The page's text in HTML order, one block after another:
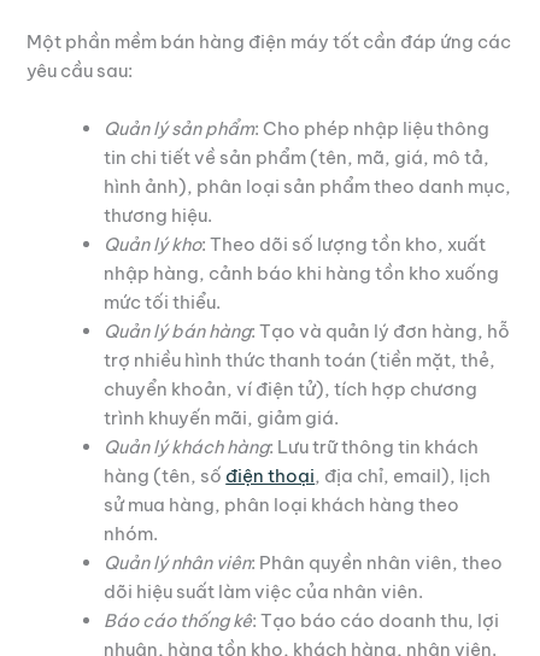
Một phần mềm bán hàng điện máy tốt cần đáp ứng các
yêu cầu sau:
Quản lý sản phẩm: Cho phép nhập liệu thông
tin chi tiết về sản phẩm (tên, mã, giá, mô tả,
hình ảnh), phân loại sản phẩm theo danh mục,
thương hiệu.
Quản lý kho: Theo dõi số lượng tồn kho, xuất
nhập hàng, cảnh báo khi hàng tồn kho xuống
mức tối thiểu.
Quản lý bán hàng: Tạo và quản lý đơn hàng, hỗ
trợ nhiều hình thức thanh toán (tiền mặt, thẻ,
chuyển khoản, ví điện tử), tích hợp chương
trình khuyến mãi, giảm giá.
Quản lý khách hàng: Lưu trữ thông tin khách
hàng (tên, số điện thoại, địa chỉ, email), lịch
sử mua hàng, phân loại khách hàng theo
nhóm.
Quản lý nhân viên: Phân quyền nhân viên, theo
dõi hiệu suất làm việc của nhân viên.
Báo cáo thống kê: Tạo báo cáo doanh thu, lợi
nhuận, hàng tồn kho, khách hàng, nhân viên.